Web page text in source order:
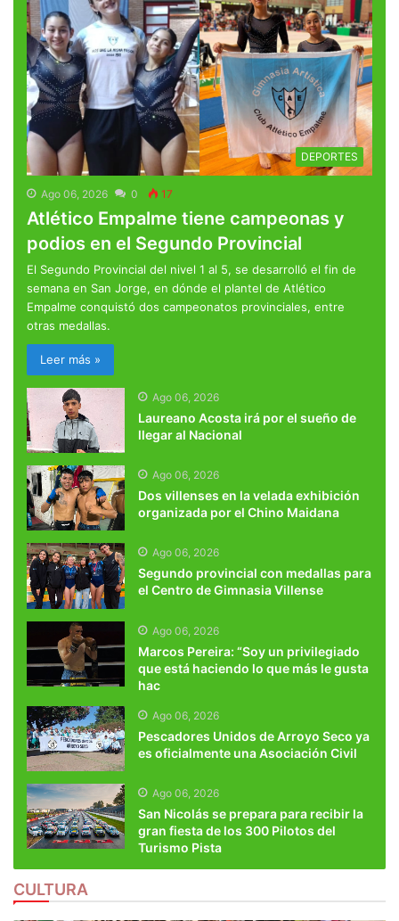
DEPORTES
Ago 06, 2026 0 17
Atlético Empalme tiene campeonas y
podios en el Segundo Provincial
El Segundo Provincial del nivel 1 al 5, se desarrolló el fin de
semana en San Jorge, en dónde el plantel de Atlético
Empalme conquistó dos campeonatos provinciales, entre
otras medallas.
Leer más »
Ago 06, 2026
Laureano Acosta irá por el sueño de
llegar al Nacional
Ago 06, 2026
Dos villenses en la velada exhibición
organizada por el Chino Maidana
Ago 06, 2026
Segundo provincial con medallas para
el Centro de Gimnasia Villense
Ago 06, 2026
Marcos Pereira: “Soy un privilegiado
que está haciendo lo que más le gusta
hac
Ago 06, 2026
Pescadores Unidos de Arroyo Seco ya
es oficialmente una Asociación Civil
Ago 06, 2026
San Nicolás se prepara para recibir la
gran fiesta de los 300 Pilotos del
Turismo Pista
CULTURA